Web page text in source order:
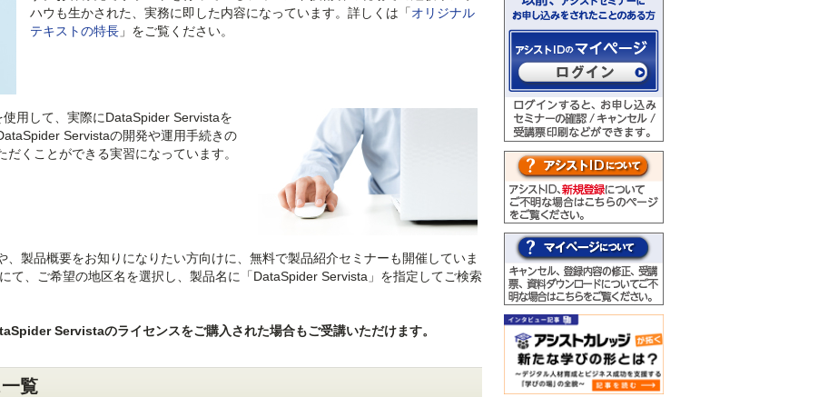
ハウも生かされた、実務に即した内容になっています。詳しくは「オリジナル
テキストの特長 」をご覧ください。
用して、実際にDataSpider Servistaを
Servistaの開発や運用手続きの
くことができる実習になっています。
製品概要をお知りになりたい方向けに、無料で製品紹介セミナーも開催していま
にて、ご希望の地区名を選択し、製品名に「DataSpider Servista」を指定してご検索
Servistaのライセンスをご購入された場合もご受講いただけます。
覧